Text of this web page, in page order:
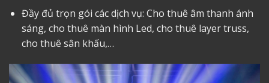
Đầy đủ trọn gói các dịch vụ: Cho thuê âm thanh ánh
sáng, cho thuê màn hình Led, cho thuê layer truss,
cho thuê sân khấu,…